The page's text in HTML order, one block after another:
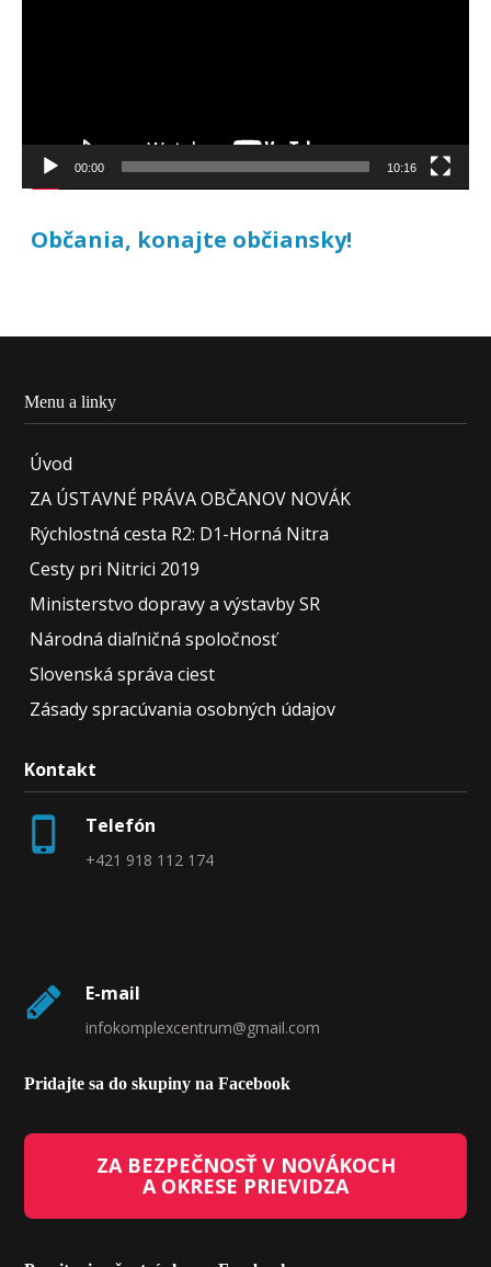
00:00 10:16
Občania, konajte občiansky!
Menu a linky
Úvod
ZA ÚSTAVNÉ PRÁVA OBČANOV NOVÁK
Rýchlostná cesta R2: D1-Horná Nitra
Cesty pri Nitrici 2019
Ministerstvo dopravy a výstavby SR
Národná diaľničná spoločnosť
Slovenská správa ciest
Zásady spracúvania osobných údajov
Kontakt
Telefón
+421 918 112 174
E-mail
infokomplexcentrum@gmail.com
Pridajte sa do skupiny na Facebook
ZA BEZPEČNOSŤ V NOVÁKOCH
A OKRESE PRIEVIDZA